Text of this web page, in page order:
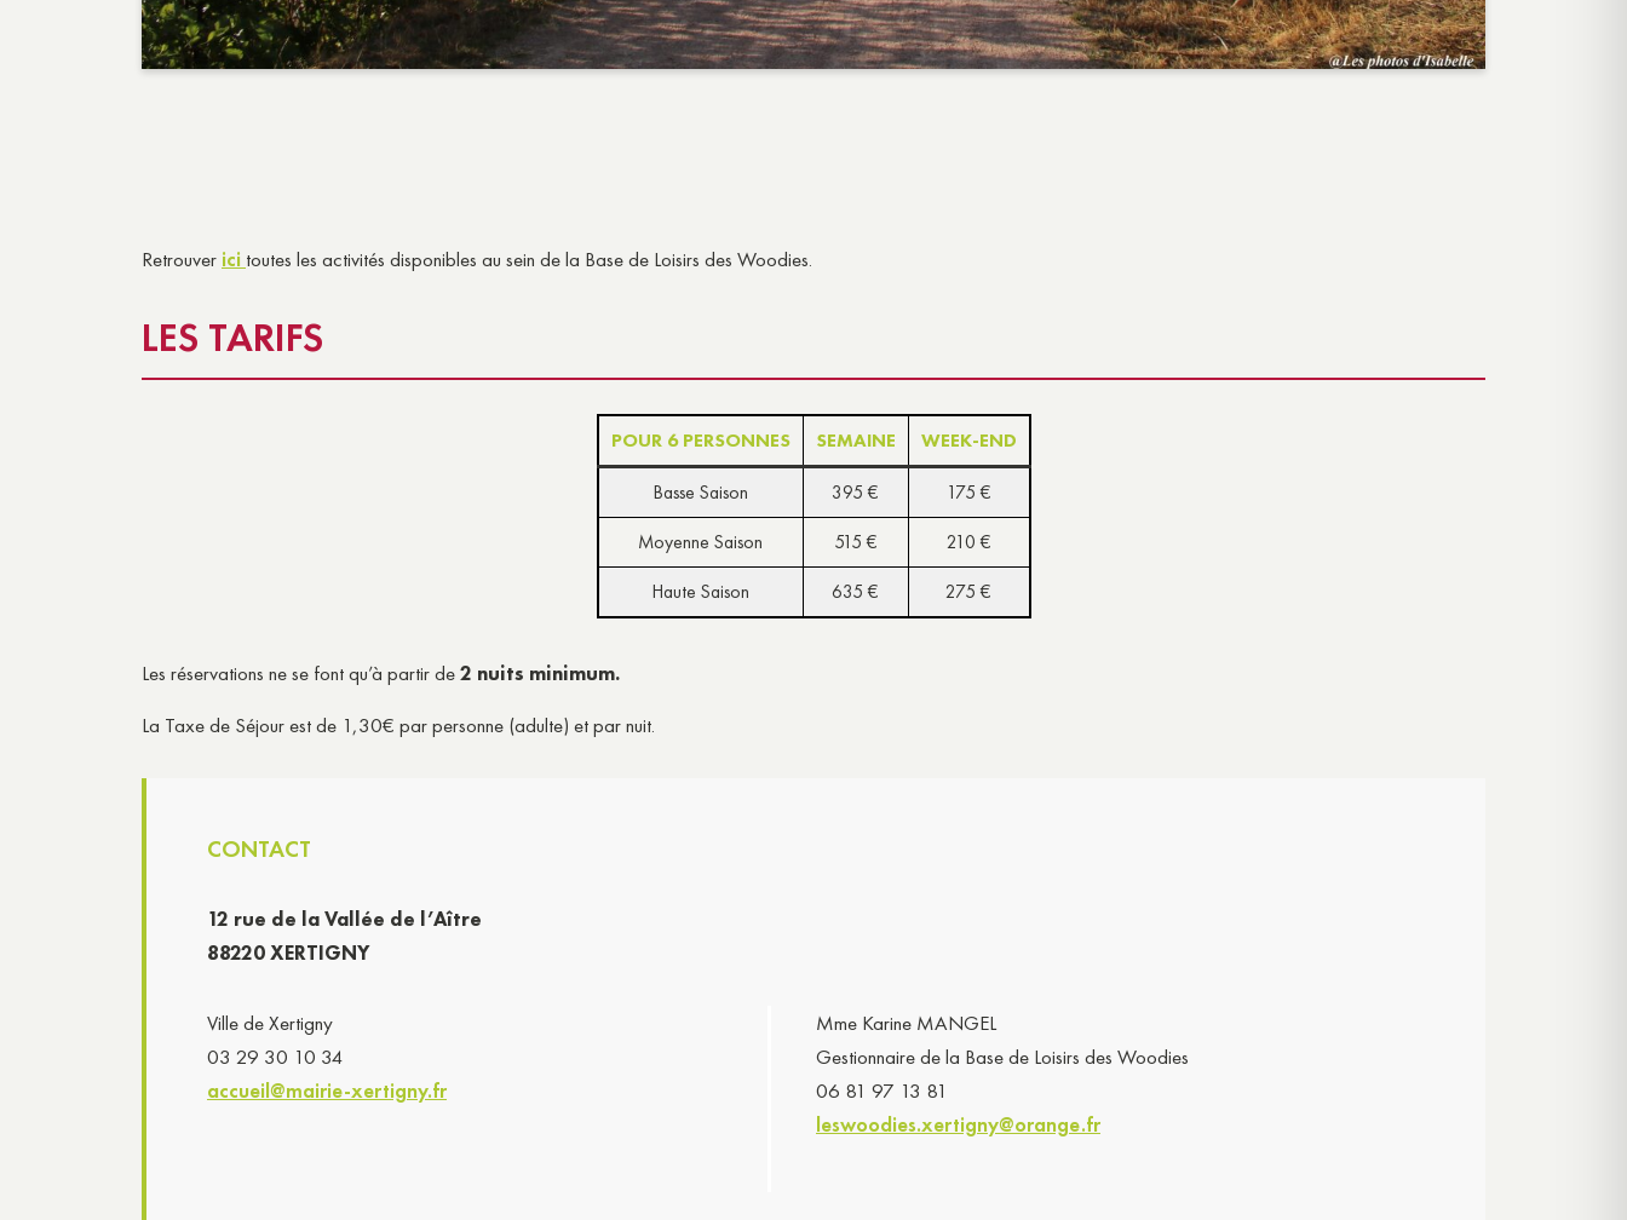
Retrouver ici toutes les activités disponibles au sein de la Base de Loisirs des Woodies.
LES TARIFS
POUR 6 PERSONNES SEMAINE WEEK-END
Basse Saison 395 € 175 €
Moyenne Saison 515 € 210 €
Haute Saison 635 € 275 €
Les réservations ne se font qu’à partir de2 nuits minimum.
La Taxe de Séjour est de 1,30€ par personne (adulte) et par nuit.
CONTACT
12 rue de la Vallée de l’Aître
88220 XERTIGNY
Ville de Xertigny
03 29 30 10 34
accueil@mairie-xertigny.fr
Mme Karine MANGEL
Gestionnaire de la Base de Loisirs des Woodies
06 81 97 13 81
leswoodies.xertigny@orange.fr